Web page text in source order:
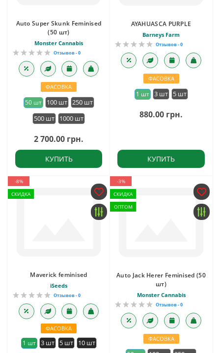
Auto Super Skunk Feminised
(50 шт)
Monster Cannabis
Отзывов - 0
ФАСОВКА
50 шт 100 шт 250 шт
500 шт
1000 шт
2 700.00 грн.
КУПИТЬ
AYAHUASCA PURPLE
Barneys Farm
Отзывов - 0
ФАСОВКА
1 шт 3 шт 5 шт
880.00 грн.
КУПИТЬ
-8%
СКИДКА
Maverick feminised
iSeeds
Отзывов - 0
ФАСОВКА
1 шт 3 шт 5 шт 10 шт
-3%
СКИДКА
ОПТОМ
Auto Jack Herer Feminised (50
шт)
Monster Cannabis
Отзывов - 0
ФАСОВКА